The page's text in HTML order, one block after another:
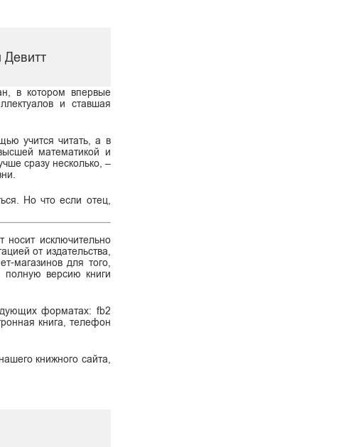
Девитт
в котором впервые
и ставшая
учится читать, а в
математикой и
сразу несколько, –
Но что если отец,
исключительно
от издательства,
магазинов для того,
полную версию книги
форматах: fb2
книга, телефон
книжного сайта,